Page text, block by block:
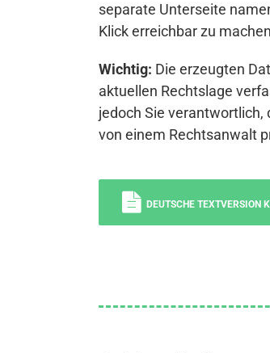
separate Unterseite
Klick erreichbar zu
Wichtig: Die erzeugten
aktuellen Rechtslage
jedoch Sie
von einem Rechtsanwalt
DEUTSCHE TEXTVERSION